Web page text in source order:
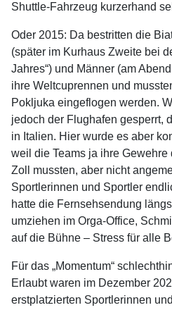
Shuttle-Fahrzeug kurzerhand
Oder 2015: Da bestritten die
(später im Kurhaus Zweite bei
Jahres“) und Männer (am
ihre Weltcuprennen und
Pokljuka eingeflogen werden.
jedoch der Flughafen gesperrt,
in Italien. Hier wurde es aber
weil die Teams ja ihre
Zoll mussten, aber nicht
Sportlerinnen und Sportler
hatte die Fernsehsendung
umziehen im Orga-Office,
auf die Bühne – Stress für alle
Für das „Momentum“
Erlaubt waren im Dezember
erstplatzierten Sportlerinnen